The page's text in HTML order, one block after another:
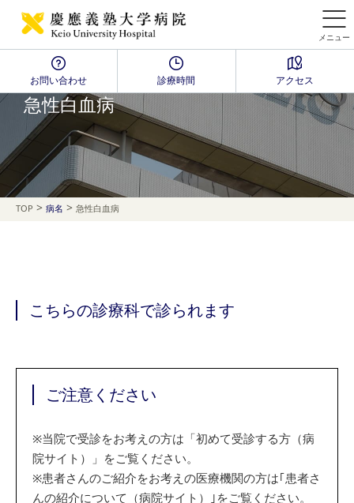
メニュー
お問い合わせ 診療時間 アクセス
Disease Name Search
急性白血病
TOP > 病名 > 急性白血病
こちらの診療科で診られます
ご注意ください
※当院で受診をお考えの方は「初めて受診する方（病
院サイト）」をご覧ください。
※患者さんのご紹介をお考えの医療機関の方は｢患者さ
んの紹介について（病院サイト）｣をご覧ください。